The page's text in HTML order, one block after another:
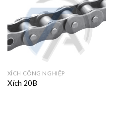
XÍCH CÔNG NGHIỆP
Xích 20B